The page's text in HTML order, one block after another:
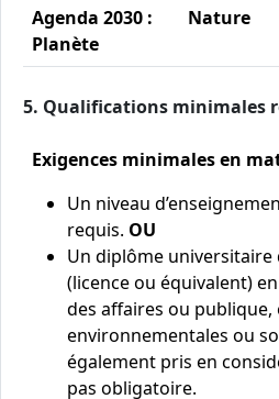
Agenda 2030 :
Planète
Nature
5. Qualifications minimales
Exigences minimales en
Un niveau
requis. OU
Un diplôme universitaire
(licence ou équivalent)
des affaires ou publique,
environnementales ou
également pris en
pas obligatoire.